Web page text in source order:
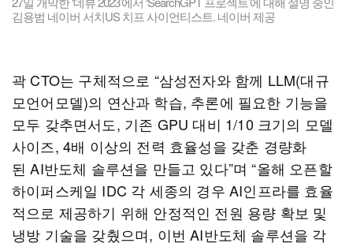
김용범 네이버 서치US 치프 사이언티스트. 네이버 제공
곽 CTO는 구체적으로 “삼성전자와 함께 LLM(대규
모언어모델)의 연산과 학습, 추론에 필요한 기능을
모두 갖추면서도, 기존 GPU 대비 1/10 크기의 모델
사이즈, 4배 이상의 전력 효율성을 갖춘 경량화
된 AI반도체 솔루션을 만들고 있다”며 “올해 오픈할
하이퍼스케일 IDC 각 세종의 경우 AI인프라를 효율
적으로 제공하기 위해 안정적인 전원 용량 확보 및
냉방 기술을 갖췄으며, 이번 AI반도체 솔루션을 각